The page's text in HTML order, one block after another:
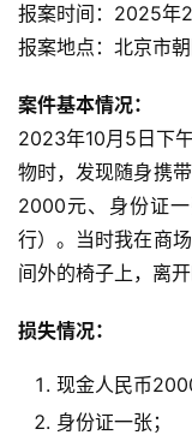
程
软
件
应
用
服
务
目
登录
报案时间：2025年
报案地点：北京市
案件基本情况：
2023年10月5日下
物时，发现随身携
2000元、身份证
行）。当时我在商
间外的椅子上，离
损失情况：
现金人民币
身份证一张；